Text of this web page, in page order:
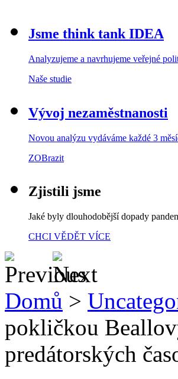
Jsme think tank IDEA
Analyzujeme a navrhujeme veřejné
Naše studie
Vývoj nezaměstnanosti
Novou analýzu vydáváme každé 3
ZOBrazit
Zjistili jsme
Jaké byly dlouhodobější dopady
CHCI VĚDĚT VÍCE
Domů >
pokličkou
predátorských